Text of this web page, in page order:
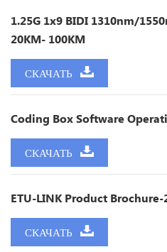
1.25G 1x9 BIDI 1310nm/
20KM- 100KM
СКАЧАТЬ
Coding Box Software
СКАЧАТЬ
ETU-LINK Product Brochure-
СКАЧАТЬ